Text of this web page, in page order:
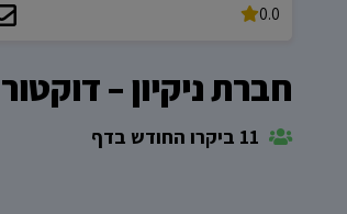
0.0
חברת ניקיון –